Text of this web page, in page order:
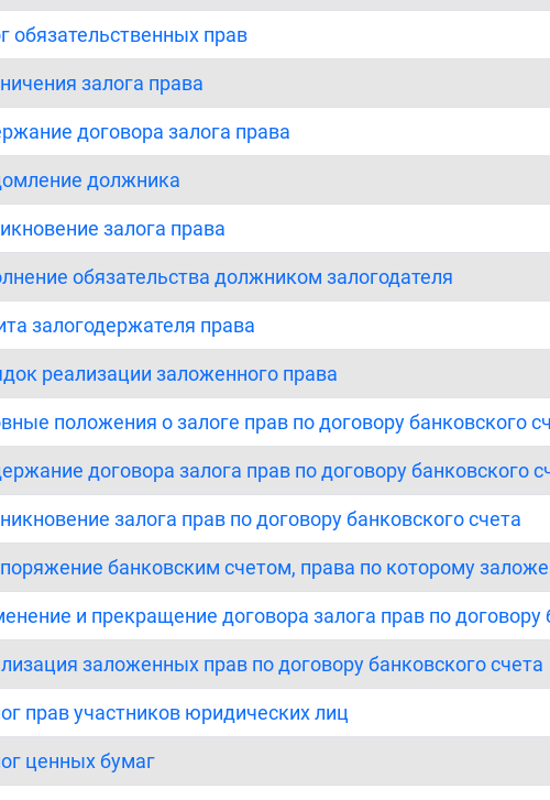
обязательственных прав
залога права
договора залога права
должника
залога права
обязательства должником залогодателя
залогодержателя права
реализации заложенного права
положения о залоге прав по договору банковского
договора залога прав по договору банковского
залога прав по договору банковского счета
банковским счетом, права по которому
и прекращение договора залога прав по договору
заложенных прав по договору банковского счета
прав участников юридических лиц
ценных бумаг